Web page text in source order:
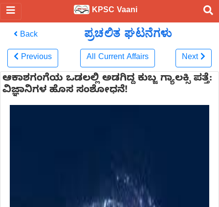
KPSC Vaani
Back ಪ್ರಚಲಿತ ಘಟನೆಗಳು
Previous All Current Affairs Next
ಆಕಾಶಗಂಗೆಯ ಒಡಲಲ್ಲಿ ಅಡಗಿದ್ದ ಕುಬ್ಜ ಗ್ಯಾಲಕ್ಸಿ ಪತ್ತೆ:
ವಿಜ್ಞಾನಿಗಳ ಹೊಸ ಸಂಶೋಧನೆ!